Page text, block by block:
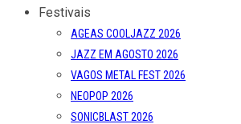
Festivais
AGEAS COOLJAZZ 2026
JAZZ EM AGOSTO 2026
VAGOS METAL FEST 2026
NEOPOP 2026
SONICBLAST 2026